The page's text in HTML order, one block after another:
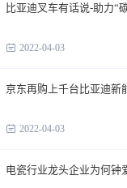
比亚迪叉车有话说-助力“
2022-04-03
京东再购上千台比亚迪新
2022-04-03
电瓷行业龙头企业为何钟